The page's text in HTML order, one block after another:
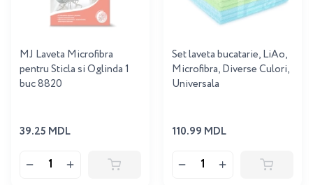
MJ Laveta Microfibra
pentru Sticla si Oglinda 1
buc 8820
39.25 MDL
Set laveta bucatarie, LiAo,
Microfibra, Diverse Culori,
Universala
110.99 MDL